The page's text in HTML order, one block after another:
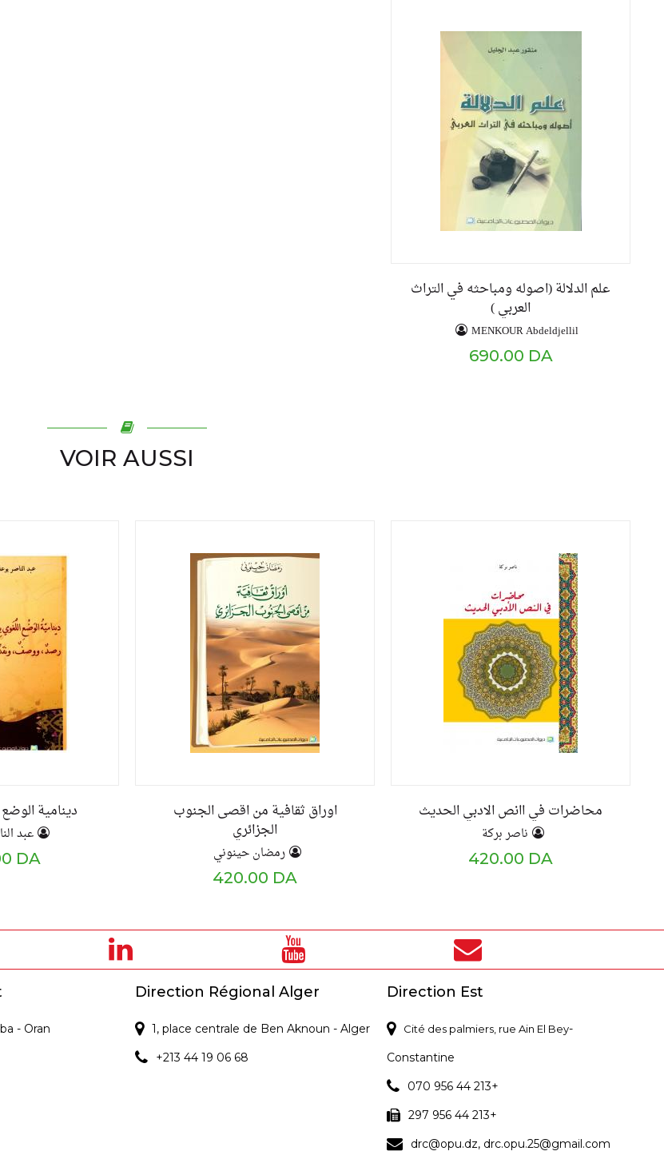
علم الدلالة (اصوله ومباحثه في التراث
العربي )
MENKOUR Abdeldjellil
690.00 DA
VOIR AUSSI
دينامية الوضع
عبد
DA
اوراق ثقافية من اقصى الجنوب
الجزائري
رمضان حينوني
420.00 DA
محاضرات في اانص الادبي الحديث
ناصر بركة
420.00 DA
- Oran
Direction Régional Alger
1, place centrale de Ben Aknoun - Alger
+213 44 19 06 68
Direction Est
Cité des palmiers, rue Ain El Bey-
Constantine
070 956 44 213+
297 956 44 213+
drc@opu.dz, drc.opu.25@gmail.com